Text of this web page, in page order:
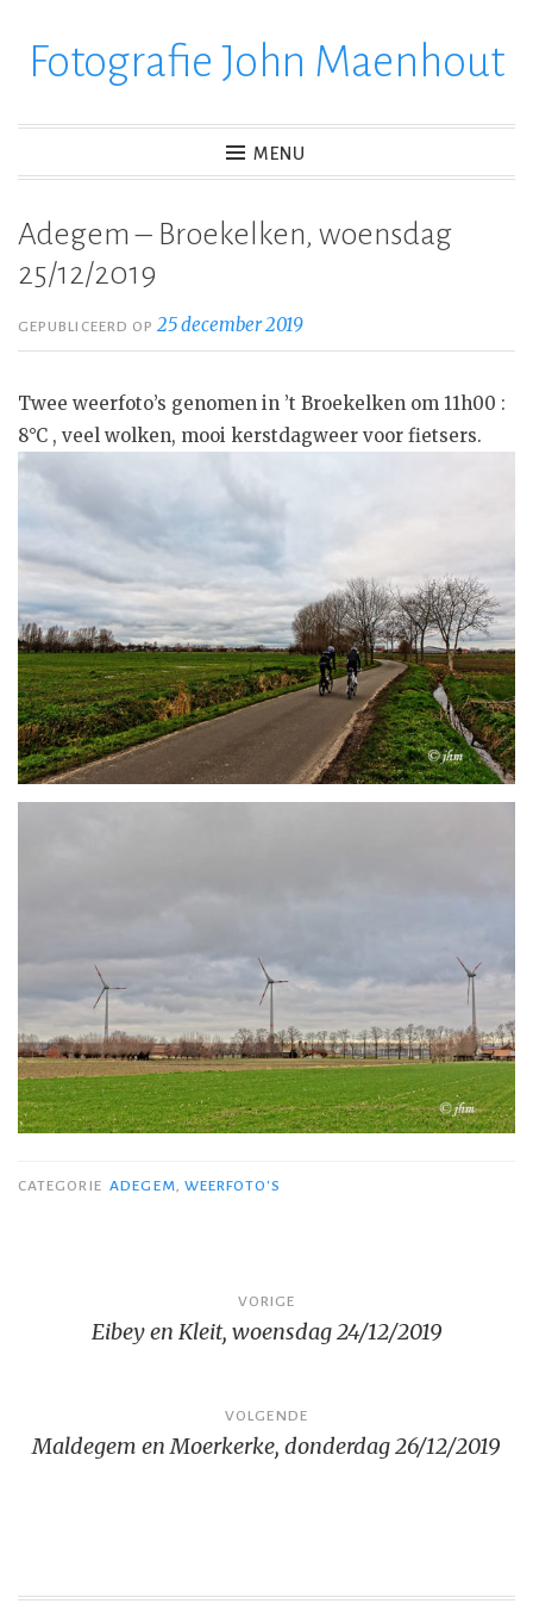
verderFotografie John Maenhout
MENU
Adegem – Broekelken, woensdag
25/12/2019
GEPUBLICEERD OP25 december 2019
Twee weerfoto’s genomen in ’t Broekelken om 11h00 :
8°C , veel wolken, mooi kerstdagweer voor fietsers.
CATEGORIE ADEGEM, WEERFOTO'S
navigatie
VORIGE
Eibey en Kleit, woensdag 24/12/2019
VOLGENDE
Maldegem en Moerkerke, donderdag 26/12/2019